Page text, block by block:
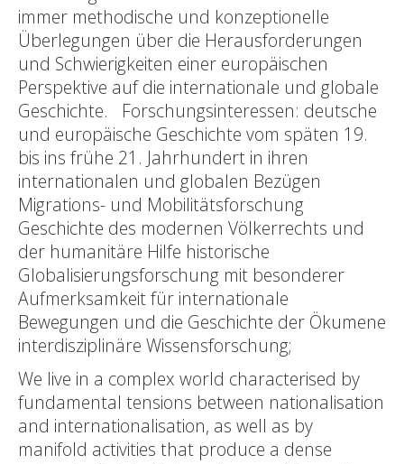
immer methodische und konzeptionelle
Überlegungen über die Herausforderungen
und Schwierigkeiten einer europäischen
Perspektive auf die internationale und globale
Geschichte. Forschungsinteressen: deutsche
und europäische Geschichte vom späten 19.
bis ins frühe 21. Jahrhundert in ihren
internationalen und globalen Bezügen
Migrations- und Mobilitätsforschung
Geschichte des modernen Völkerrechts und
der humanitäre Hilfe historische
Globalisierungsforschung mit besonderer
Aufmerksamkeit für internationale
Bewegungen und die Geschichte der Ökumene
interdisziplinäre Wissensforschung;
We live in a complex world characterised by
fundamental tensions between nationalisation
and internationalisation, as well as by
manifold activities that produce a dense